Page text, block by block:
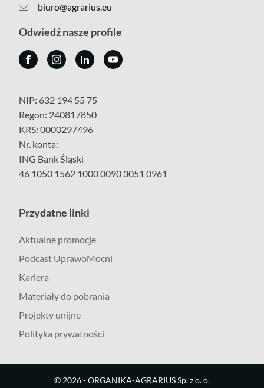
biuro@agrarius.eu
Odwiedź nasze profile
NIP: 632 194 55 75
Regon: 240817850
KRS: 0000297496
Nr. konta:
ING Bank Śląski
46 1050 1562 1000 0090 3051 0961
Przydatne linki
Aktualne promocje
Podcast UprawoMocni
Kariera
Materiały do pobrania
Projekty unijne
Polityka prywatności
© 2026- ORGANIKA-AGRARIUS Sp. z o. o.